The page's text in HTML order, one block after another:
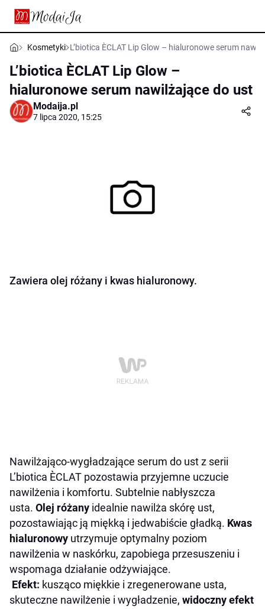
Kosmetyki L’biotica ÈCLAT Lip Glow – hialuronowe serum
L’biotica ÈCLAT Lip Glow –
hialuronowe serum nawilżające do ust
Modaija.pl
7 lipca 2020, 15:25
Zawiera olej różany i kwas hialuronowy.
Nawilżająco-wygładzające serum do ust z serii
L’biotica ÈCLAT pozostawia przyjemne uczucie
nawilżenia i komfortu. Subtelnie nabłyszcza
usta. Olej różany idealnie nawilża skórę ust,
pozostawiając ją miękką i jedwabiście gładką. Kwas
hialuronowy utrzymuje optymalny poziom
nawilżenia w naskórku, zapobiega przesuszeniu i
wspomaga działanie odżywiające.
Efekt: kusząco miękkie i zregenerowane usta,
skuteczne nawilżenie i wygładzenie, widoczny efekt